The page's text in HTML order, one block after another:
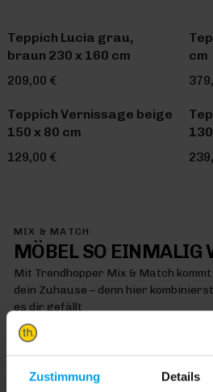
Zustimmung Details
Teppich Lucia grau,
braun 230 x 160 cm
209,00 €
cm
Teppich Vernissage beige
150 x 80 cm
129,00 €
MIX & MATCH
MÖBEL SO EINMALIG
Mit Trendhopper Mix & Match
dein Zuhause – denn hier
es dir gefällt
MIX & MATCH DICH HAPPY